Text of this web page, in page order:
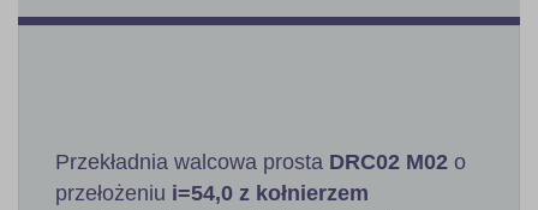
Przekładnia walcowa prosta DRC02 M02 o
przełożeniu i=54,0 z kołnierzem